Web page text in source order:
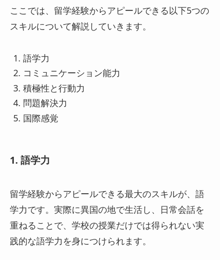
ここでは、留学経験からアピールできる以下5つの
スキルについて解説していきます。
語学力
コミュニケーション能力
積極性と行動力
問題解決力
国際感覚
1. 語学力
留学経験からアピールできる最大のスキルが、語
学力です。実際に異国の地で生活し、日常会話を
重ねることで、学校の授業だけでは得られない実
践的な語学力を身につけられます。